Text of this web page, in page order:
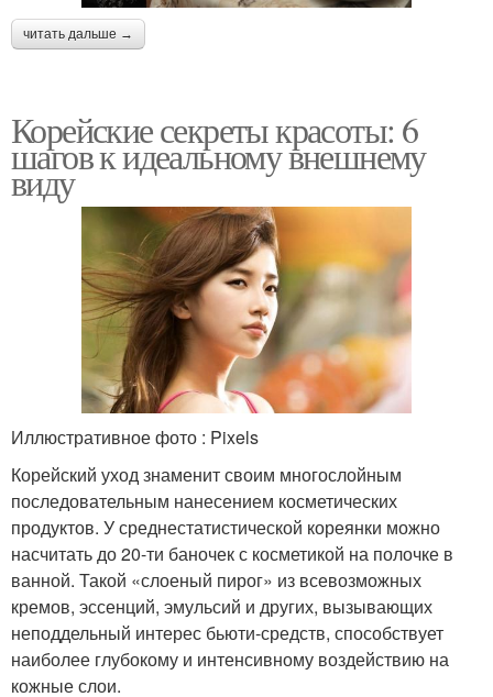
читать дальше →
Корейские секреты красоты: 6
шагов к идеальному внешнему
виду
Иллюстративное фото : Pixels
Корейский уход знаменит своим многослойным
последовательным нанесением косметических
продуктов. У среднестатистической кореянки можно
насчитать до 20-ти баночек с косметикой на полочке в
ванной. Такой «слоеный пирог» из всевозможных
кремов, эссенций, эмульсий и других, вызывающих
неподдельный интерес бьюти-средств, способствует
наиболее глубокому и интенсивному воздействию на
кожные слои.